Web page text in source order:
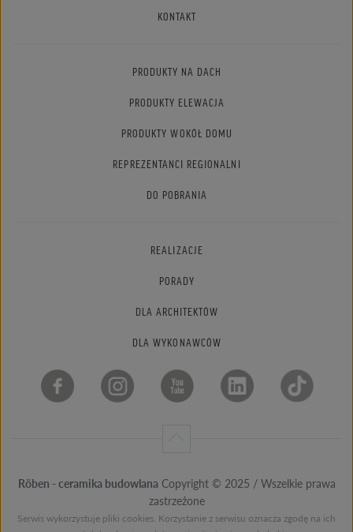
KONTAKT
PRODUKTY NA DACH
PRODUKTY ELEWACJA
PRODUKTY WOKÓŁ DOMU
REPREZENTANCI REGIONALNI
DO POBRANIA
REALIZACJE
PORADY
DLA ARCHITEKTÓW
DLA WYKONAWCÓW
Röben - ceramika budowlana Copyright © 2025 / Wszelkie prawa
zastrzeżone
Serwis wykorzystuje pliki cookies. Korzystanie z serwisu oznacza zgodę na ich